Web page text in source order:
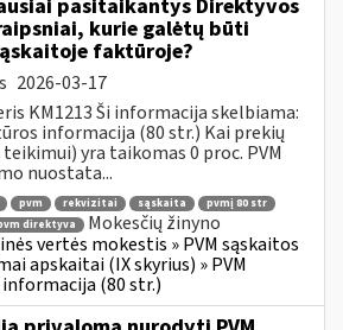
pasitaikantys Direktyvos
kurie galėtų būti
faktūroje?
2026-03-17
KM1213 Ši informacija skelbiama:
informacija (80 str.) Kai prekių
yra taikomas 0 proc. PVM
nuostata...
pvm rekvizitai sąskaita
pvmį 80 str
direktyva
Mokesčių žinyno
vertės mokestis » PVM sąskaitos
apskaitai (IX skyrius) » PVM
(80 str.)